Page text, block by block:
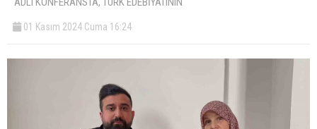
01 Kasım 2024 Cuma 16:24